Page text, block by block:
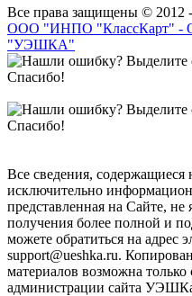
Все права защищены © 2012
ООО "ИНПО "КлассКарт" -
"УЭШКА"
Все сведения, содержащиеся
исключительно
представленная на Сайте,
получения более полной и
можете обратиться на адрес
support@ueshka.ru.
материалов возможна только
администрации сайта